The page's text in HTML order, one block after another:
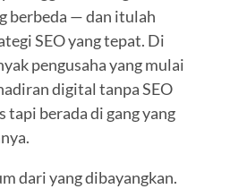
berbeda — dan itulah
SEO yang tepat. Di
pengusaha yang mulai
digital tanpa SEO
tapi berada di gang yang
dari yang dibayangkan.